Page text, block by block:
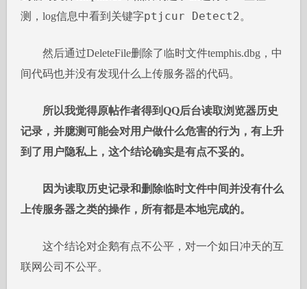
测，log信息中看到关键字ptjcur Detect2。
然后通过DeleteFile删除了临时文件temphis.dbg，中
间代码也并没有发现什么上传服务器的代码。
所以我觉得原帖作者得到QQ后台读取浏览器历史
记录，并臆测可能会对用户做什么危害的行为，有上升
到了用户隐私上，这个结论确实是有点不妥的。
因为读取历史记录和删除临时文件中间并没有什么
上传服务器之类的操作，所有都是本地完成的。
这个结论对企鹅有点不公平，对一个如日冲天的互
联网公司不公平。